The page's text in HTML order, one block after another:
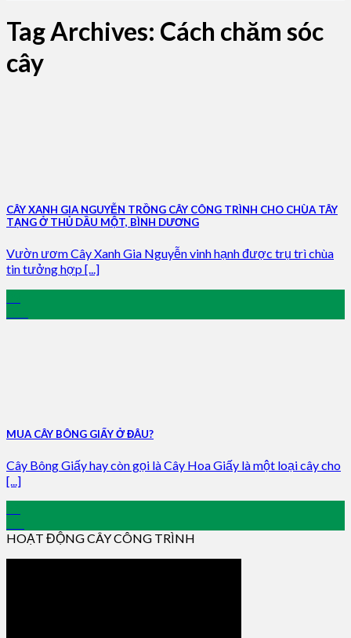
Tag Archives: Cách chăm sóc
cây
CÂY XANH GIA NGUYỄN TRỒNG CÂY CÔNG TRÌNH CHO CHÙA TÂY
TẠNG Ở THỦ DẦU MỘT, BÌNH DƯƠNG
Vườn ươm Cây Xanh Gia Nguyễn vinh hạnh được trụ trì chùa
tin tưởng hợp [...]
MUA CÂY BÔNG GIẤY Ở ĐÂU?
Cây Bông Giấy hay còn gọi là Cây Hoa Giấy là một loại cây cho
[...]
HOẠT ĐỘNG CÂY CÔNG TRÌNH